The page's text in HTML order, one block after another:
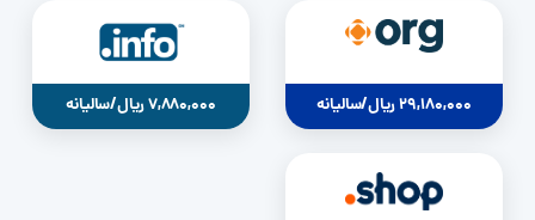
29,180,000 ریال/سالیانه 7,880,000 ریال/سالیانه